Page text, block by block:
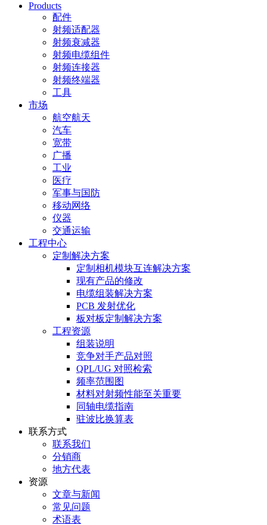
Products
配件
射频适配器
射频衰减器
射频电缆组件
射频连接器
射频终端器
工具
市场
航空航天
汽车
宽带
广播
工业
医疗
军事与国防
移动网络
仪器
交通运输
工程中心
定制解决方案
定制相机模块互连解决方案
现有产品的修改
电缆组装解决方案
PCB 发射优化
板对板定制解决方案
工程资源
组装说明
竞争对手产品对照
QPL/UG 对照检索
频率范围图
材料对射频性能至关重要
同轴电缆指南
驻波比换算表
联系方式
联系我们
分销商
地方代表
资源
文章与新闻
常见问题
术语表